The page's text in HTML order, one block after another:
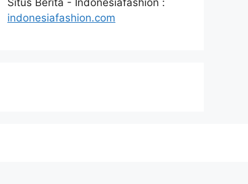
Situs Berita - Indonesiafashion :
indonesiafashion.com